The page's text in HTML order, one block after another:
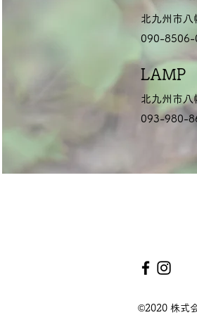
LAMP
北九州市
093-980-
北九州市
090-8506-
©2020 株式